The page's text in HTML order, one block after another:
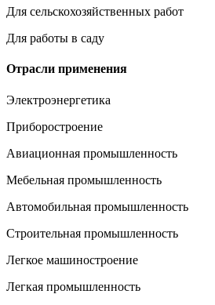
Для сельскохозяйственных работ
Для работы в саду
Отрасли применения
Электроэнергетика
Приборостроение
Авиационная промышленность
Мебельная промышленность
Автомобильная промышленность
Строительная промышленность
Легкое машиностроение
Легкая промышленность